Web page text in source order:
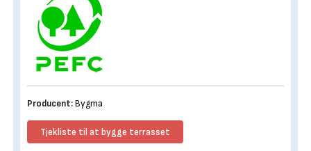
Producent:Bygma
Tjekliste til at bygge terrasset